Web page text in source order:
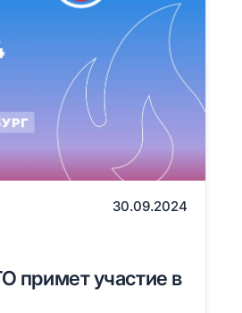
30.09.2024
примет участие в